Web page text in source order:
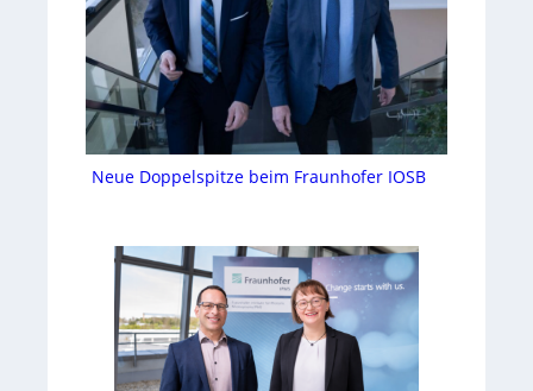
Neue Doppelspitze beim Fraunhofer IOSB